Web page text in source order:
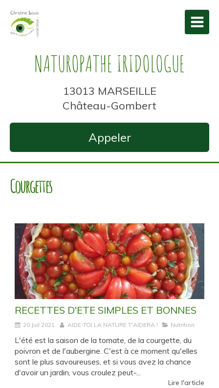
NATUROPATHE IRIDOLOGUE
13013 MARSEILLE
Château-Gombert
Appeler
Courgettes
RECETTES D'ETE SIMPLES ET BONNES
20 Juil 2021 AIDE-TOI LA NATURE T'AIDERA ! Nutrition
L'été est la saison de la tomate, de la courgette, du
poivron et de l'aubergine. C'est à ce moment qu'elles
sont le plus savoureuses, et si vous avez la chance
d'avoir un jardin, vous croulez peut-...
Lire l'article